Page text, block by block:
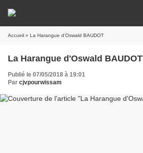
Accueil » La Harangue d'Oswald BAUDOT
La Harangue d'Oswald BAUDOT
Publié le 07/05/2018 à 19:01
Par cjvpourwissam